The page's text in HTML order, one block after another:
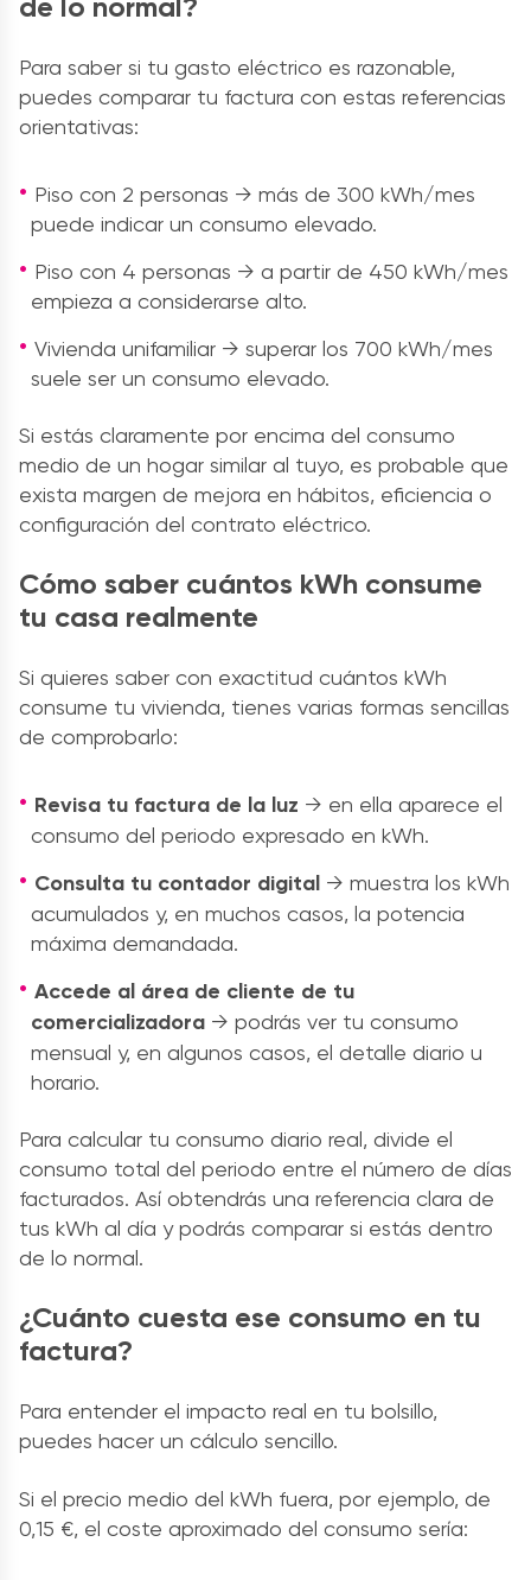
Para saber si tu gasto eléctrico es razonable,
puedes comparar tu factura con estas referencias
orientativas:
Piso con 2 personas → más de 300 kWh/mes
puede indicar un consumo elevado.
Piso con 4 personas → a partir de 450 kWh/mes
empieza a considerarse alto.
Vivienda unifamiliar → superar los 700 kWh/mes
suele ser un consumo elevado.
Si estás claramente por encima del consumo
medio de un hogar similar al tuyo, es probable que
exista margen de mejora en hábitos, eficiencia o
configuración del contrato eléctrico.
Cómo saber cuántos kWh consume
tu casa realmente
Si quieres saber con exactitud cuántos kWh
consume tu vivienda, tienes varias formas sencillas
de comprobarlo:
Revisa tu factura de la luz → en ella aparece el
consumo del periodo expresado en kWh.
Consulta tu contador digital → muestra los kWh
acumulados y, en muchos casos, la potencia
máxima demandada.
Accede al área de cliente de tu
comercializadora → podrás ver tu consumo
mensual y, en algunos casos, el detalle diario u
horario.
Para calcular tu consumo diario real, divide el
consumo total del periodo entre el número de días
facturados. Así obtendrás una referencia clara de
tus kWh al día y podrás comparar si estás dentro
de lo normal.
¿Cuánto cuesta ese consumo en tu
factura?
Para entender el impacto real en tu bolsillo,
puedes hacer un cálculo sencillo.
Si el precio medio del kWh fuera, por ejemplo, de
0,15 €, el coste aproximado del consumo sería: